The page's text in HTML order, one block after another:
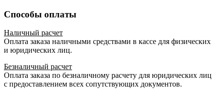
Способы оплаты
Наличный расчет
Оплата заказа наличными средствами в кассе для физических
и юридических лиц.
Безналичный расчет
Оплата заказа по безналичному расчету для юридических лиц
с предоставлением всех сопутствующих документов.